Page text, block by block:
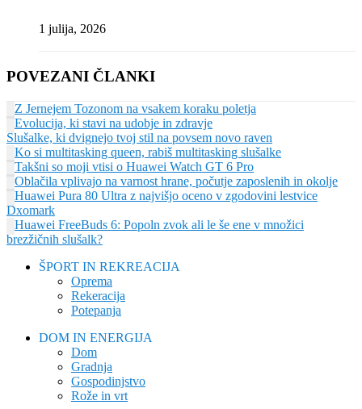
1 julija, 2026
POVEZANI ČLANKI
Z Jernejem Tozonom na vsakem koraku poletja
Evolucija, ki stavi na udobje in zdravje
Slušalke, ki dvignejo tvoj stil na povsem novo raven
Ko si multitasking queen, rabiš multitasking slušalke
Takšni so moji vtisi o Huawei Watch GT 6 Pro
Oblačila vplivajo na varnost hrane, počutje zaposlenih in okolje
Huawei Pura 80 Ultra z najvišjo oceno v zgodovini lestvice
Dxomark
Huawei FreeBuds 6: Popoln zvok ali le še ene v množici
brezžičnih slušalk?
ŠPORT IN REKREACIJA
Oprema
Rekeracija
Potepanja
DOM IN ENERGIJA
Dom
Gradnja
Gospodinjstvo
Rože in vrt